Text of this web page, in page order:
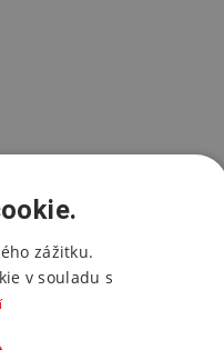
zážitku.
v souladu s